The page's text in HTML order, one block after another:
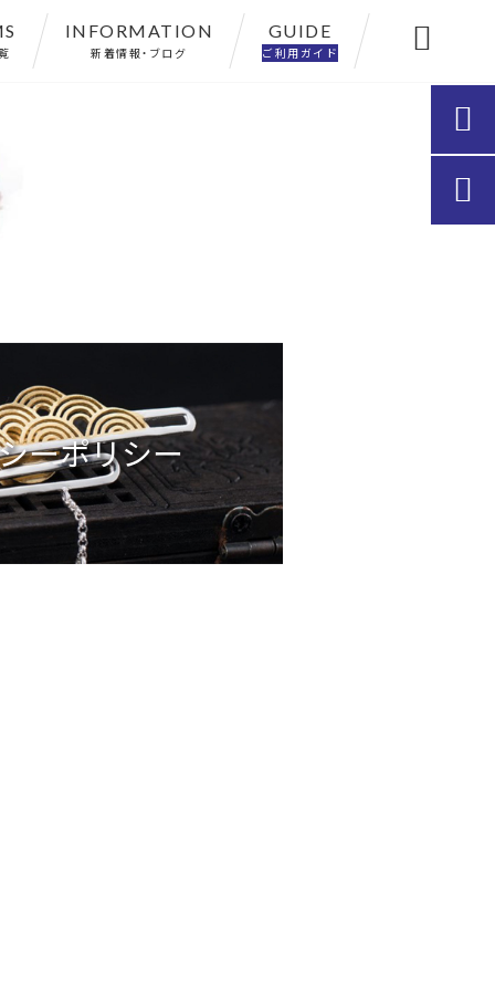
INFORMATION
新着情報・ブログ
GUIDE
ご利用ガイド 
ーポリシー

